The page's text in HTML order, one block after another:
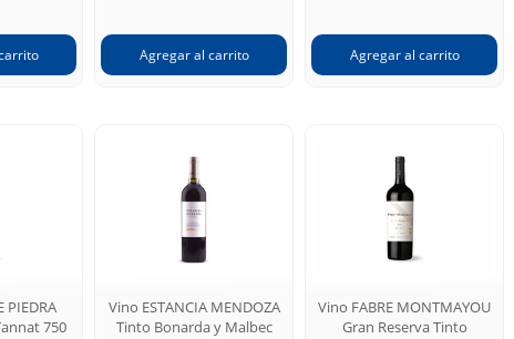
PIEDRA
750
Vino ESTANCIA MENDOZA
Tinto Bonarda y Malbec
Vino FABRE MONTMAYOU
Gran Reserva Tinto